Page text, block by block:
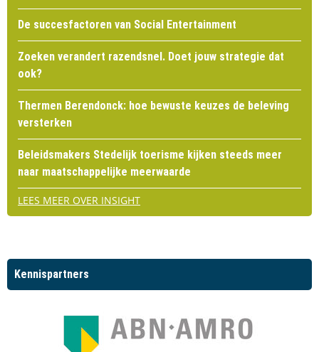
De succesfactoren van Social Entertainment
Zoeken verandert razendsnel. Doet jouw strategie dat
ook?
Thermen Berendonck: hoe bewuste keuzes de beleving
versterken
Beleidsmakers Stedelijk toerisme kijken steeds meer
naar maatschappelijke meerwaarde
LEES MEER OVER INSIGHT
Kennispartners